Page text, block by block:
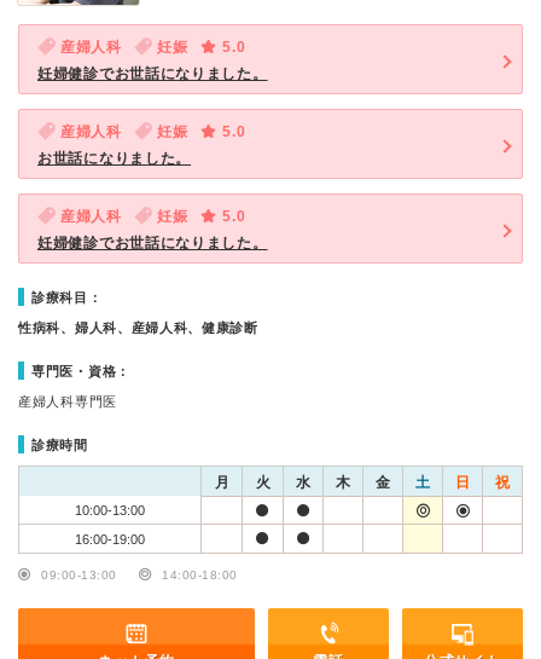
産婦人科 妊娠
5.0
妊婦健診でお世話になりました。
産婦人科 妊娠
5.0
お世話になりました。
産婦人科 妊娠
5.0
妊婦健診でお世話になりました。
診療科目：
性病科、婦人科、産婦人科、健康診断
専門医・資格：
産婦人科専門医
診療時間
月 火 水 木 金 土 日 祝
10:00-13:00
16:00-19:00
09:00-13:00 14:00-18:00